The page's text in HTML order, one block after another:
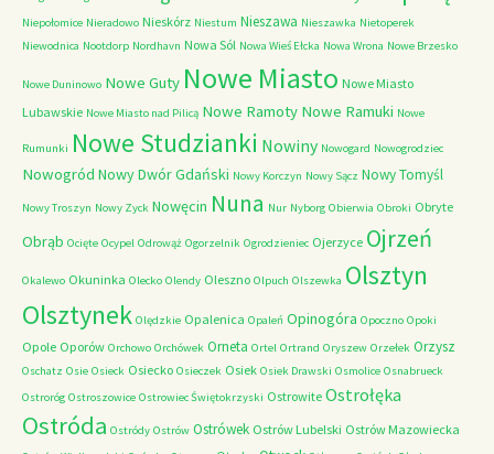
Niepołomice Nieradowo Nieskórz Niestum Nieszawa Nieszawka Nietoperek
Niewodnica Nootdorp Nordhavn Nowa Sól Nowa Wieś Ełcka Nowa Wrona Nowe Brzesko
Nowe Duninowo Nowe Guty Nowe Miasto Nowe Miasto
Lubawskie Nowe Miasto nad Pilicą Nowe Ramoty Nowe Ramuki Nowe
Rumunki Nowe Studzianki Nowiny Nowogard Nowogrodziec
Nowogród Nowy Dwór Gdański Nowy Korczyn Nowy Sącz Nowy Tomyśl
Nowy Troszyn Nowy Zyck Nowęcin Nuna Nur Nyborg Obierwia Obroki Obryte
Obrąb Ocięte Ocypel Odrowąż Ogorzelnik Ogrodzieniec Ojerzyce Ojrzeń
Okalewo Okuninka Olecko Olendy Oleszno Olpuch Olszewka Olsztyn
Olsztynek Olędzkie Opalenica Opaleń Opinogóra Opoczno Opoki
Opole Oporów Orchowo Orchówek Orneta Ortel Ortrand Oryszew Orzełek Orzysz
Oschatz Osie Osieck Osiecko Osieczek Osiek Osiek Drawski Osmolice Osnabrueck
Ostroróg Ostroszowice Ostrowiec Świętokrzyski Ostrowite Ostrołęka
Ostróda Ostródy Ostrów Ostrówek Ostrów Lubelski Ostrów Mazowiecka